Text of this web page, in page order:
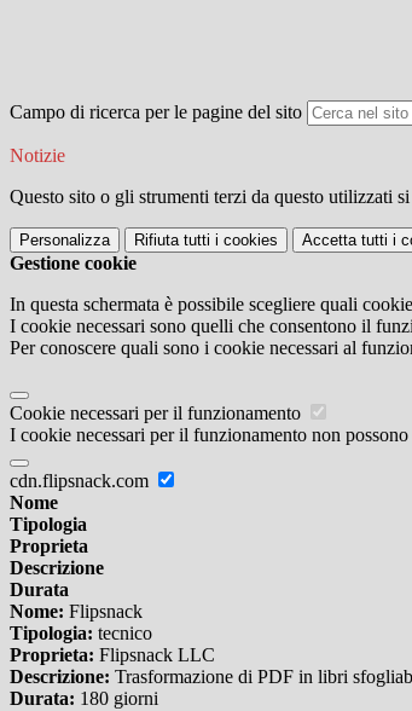
Campo di ricerca per le pagine del sito
Notizie
Questo sito o gli strumenti terzi da questo utilizzati
Personalizza Rifiuta tutti i cookies Accetta tutti i
Gestione cookie
In questa schermata è possibile scegliere quali
I cookie necessari sono quelli che consentono il
Per conoscere quali sono i cookie necessari al
Cookie necessari per il funzionamento
I cookie necessari per il funzionamento non
cdn.flipsnack.com
Nome
Tipologia
Proprieta
Descrizione
Durata
Nome: Flipsnack
Tipologia: tecnico
Proprieta: Flipsnack LLC
Descrizione: Trasformazione di PDF in libri
Durata: 180 giorni